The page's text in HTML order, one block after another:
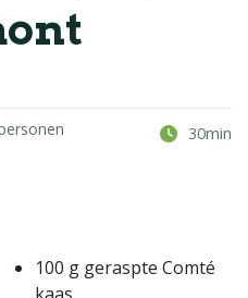
30min
100 g geraspte Comté